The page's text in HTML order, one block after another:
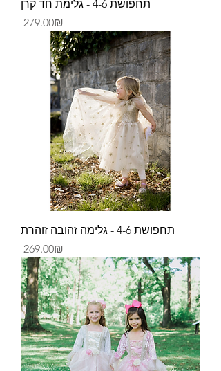
תחפושת 4-6 - גלימת חד קרן
Price
‏279.00 ‏₪
תחפושת 4-6 - גלימה זהובה זוהרת
Price
‏269.00 ‏₪